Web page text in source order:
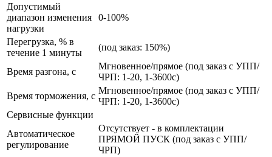
Допустимый
диапазон изменения
нагрузки
0-100%
Перегрузка, % в
течение 1 минуты
(под заказ: 150%)
Время разгона, с
Мгновенное/прямое (под заказ с УПП/
ЧРП: 1-20, 1-3600с)
Время торможения, с
Мгновенное/прямое (под заказ с УПП/
ЧРП: 1-20, 1-3600с)
Сервисные функции
Автоматическое
регулирование
Отсутствует - в комплектации
ПРЯМОЙ ПУСК (под заказ с УПП/
ЧРП)